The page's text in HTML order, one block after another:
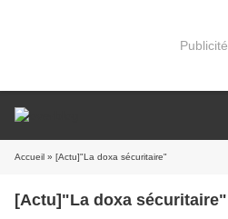
Publicité
Accueil » [Actu]"La doxa sécuritaire"
[Actu]"La doxa sécuritaire"